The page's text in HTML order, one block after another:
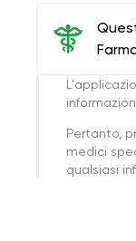
Pertanto,
medici
qualsiasi